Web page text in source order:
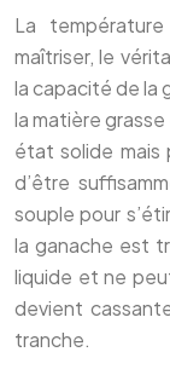
La
maîtriser, le
la capacité de la
la matière
état solide mais
d’être
souple pour
la ganache est
liquide et ne
devient
tranche.